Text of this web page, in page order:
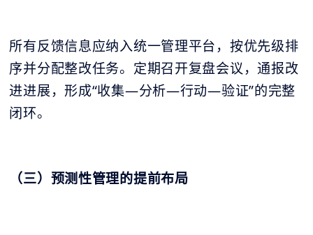
所有反馈信息应纳入统一管理平台，按优先级排
序并分配整改任务。定期召开复盘会议，通报改
进进展，形成“收集—分析—行动—验证”的完整
闭环。
（三）预测性管理的提前布局